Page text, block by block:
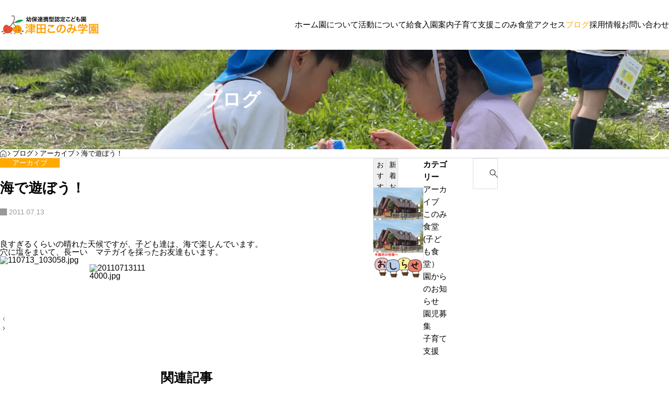
ホーム 園について活動について給食 入園案内子育て支援このみ食堂アクセスブログ採用情報お問い合わせ
子育て支援
わんぱく通信7月号
園児募集
２０２７年入園検討者向けの方へのお知らせ
子育て支援
体験保育参加者募集
子育て支援 園からのお
…
YOGA PILATES
サンプルテキスト。サンプルテキスト。
ブログ
HOME
ブログ アーカイブ
海で遊ぼう！
アーカイブ
海で遊ぼう！
2011.07.13
良すぎるくらいの晴れた天候ですが、子ども達は、海で楽しんでいます。
穴に塩をまいて、長ーい マテガイを採ったお友達もいます。
投
稿
関連記事
お
す
す
め
記
事
新
着
お
知
ら
せ
わ
ん
ぱ
く
通
信
8
月
号
＆
ぽ
ん
ち
熱
中
症
警
戒
ア
ラ
ー
ト
発
表
お
里
帰
り
の
お
知
ら
カテゴ
リー
アーカ
イブ
このみ
食堂
(子ど
も食
堂）
園から
のお知
らせ
園児募
集
子育て
支援
a